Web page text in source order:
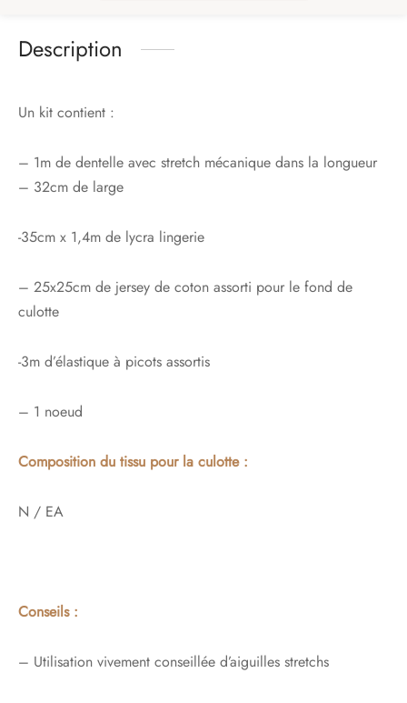
Description
Un kit contient :
– 1m de dentelle avec stretch mécanique dans la longueur
– 32cm de large
-35cm x 1,4m de lycra lingerie
– 25x25cm de jersey de coton assorti pour le fond de
culotte
-3m d’élastique à picots assortis
– 1 noeud
Composition du tissu pour la culotte :
N / EA
Conseils :
– Utilisation vivement conseillée d’aiguilles stretchs